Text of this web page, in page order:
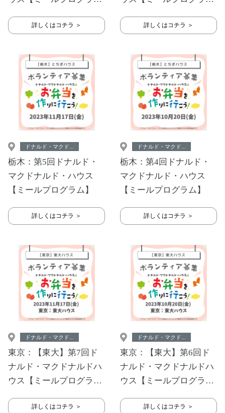
詳しくはコチラ ＞ 詳しくはコチラ ＞
ドナルド・マクド...
栃木：第5回ドナルド・
マクドナルド・ハウス
【ミールプログラム】
詳しくはコチラ ＞
ドナルド・マクド...
栃木：第4回ドナルド・
マクドナルド・ハウス
【ミールプログラム】
詳しくはコチラ ＞
ドナルド・マクド...
東京：【東大】第7回ド
ナルド・マクドナルドハ
ウス【ミールプログラ
詳しくはコチラ ＞
ドナルド・マクド...
東京：【東大】第6回ド
ナルド・マクドナルドハ
ウス【ミールプログラ
詳しくはコチラ ＞